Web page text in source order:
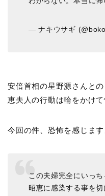
— ナキウサギ
安倍首相の星野源さんと
恵夫人の行動は輪をかけ
今回の件、恐怖を感じます
この夫婦完全にいっち
昭恵に感染する事を